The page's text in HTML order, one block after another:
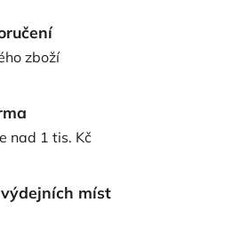
zboží
nad 1 tis. Kč
míst